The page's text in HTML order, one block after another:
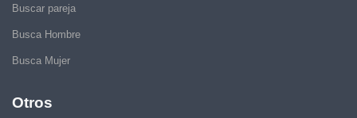
Buscar pareja
Busca Hombre
Busca Mujer
Otros